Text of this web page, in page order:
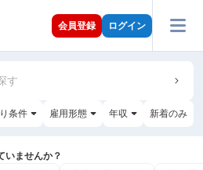
会員登録 ログイン
す
条件 雇用形態 年収 新着のみ
いませんか？